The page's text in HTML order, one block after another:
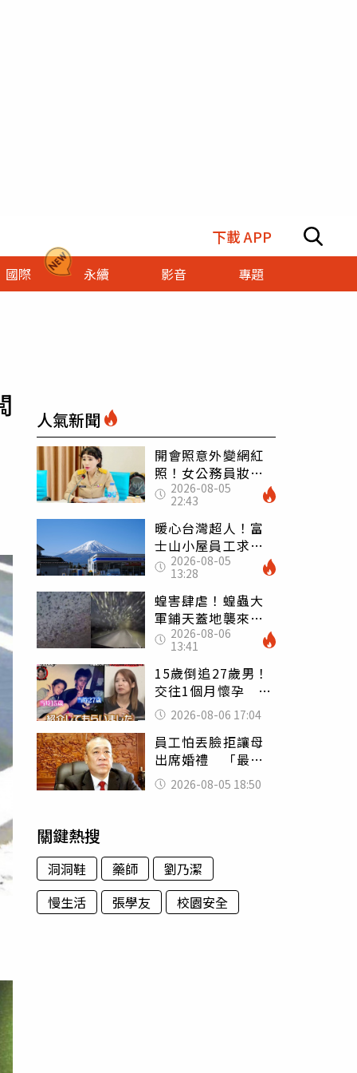
下載 APP
國際 永續 影音 專題
人氣新聞
開會照意外變網紅
照！女公務員妝容
掀2千則留言 本人
怒嗆：化妝有錯嗎
2026-08-05
22:43
暖心台灣超人！富
士山小屋員工求助
「想活下去」 山
友狂背物資上山：
台灣真的是寶島
2026-08-05
13:28
蝗害肆虐！蝗蟲大
軍鋪天蓋地襲來宛
如末日 網驚：聖
經十災
2026-08-06
13:41
15歲倒追27歲男！
交往1個月懷孕 36
歲當阿嬤故事曝光
2026-08-06 17:04
員工怕丟臉拒讓母
出席婚禮 「最愛
發錢老闆」震怒開
除：我看不起你
2026-08-05 18:50
關鍵熱搜
洞洞鞋 藥師
劉乃潔
慢生活
張學友 校園安全